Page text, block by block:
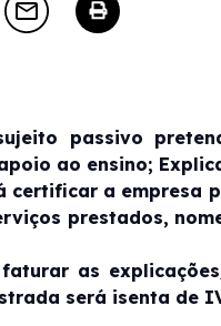
passivo
ao ensino;
certificar a empresa
prestados,
faturar as
será isenta de